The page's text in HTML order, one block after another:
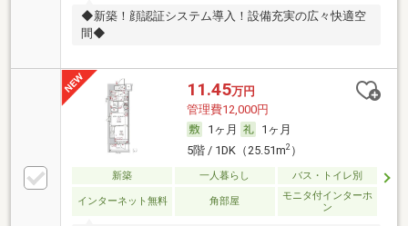
◆新築！顔認証システム導入！設備充実の広々快適空
間◆
11.45万円
管理費12,000円
1ヶ月
1ヶ月
5階 / 1DK（25.51m2）
新築 一人暮らし バス・トイレ別
インターネット無料 角部屋
モニタ付インターホ
ン